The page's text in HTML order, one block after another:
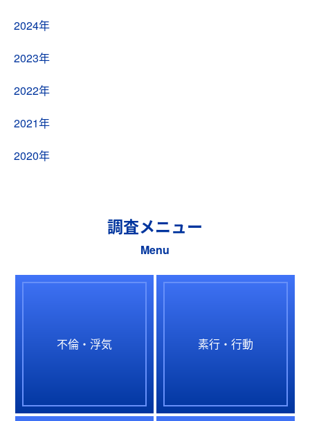
2024年
2023年
2022年
2021年
2020年
調査メニュー
Menu
不倫・浮気 素行・行動